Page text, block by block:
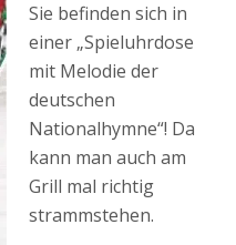
Sie befinden sich in
einer „Spieluhrdose
mit Melodie der
deutschen
Nationalhymne“! Da
kann man auch am
Grill mal richtig
strammstehen.